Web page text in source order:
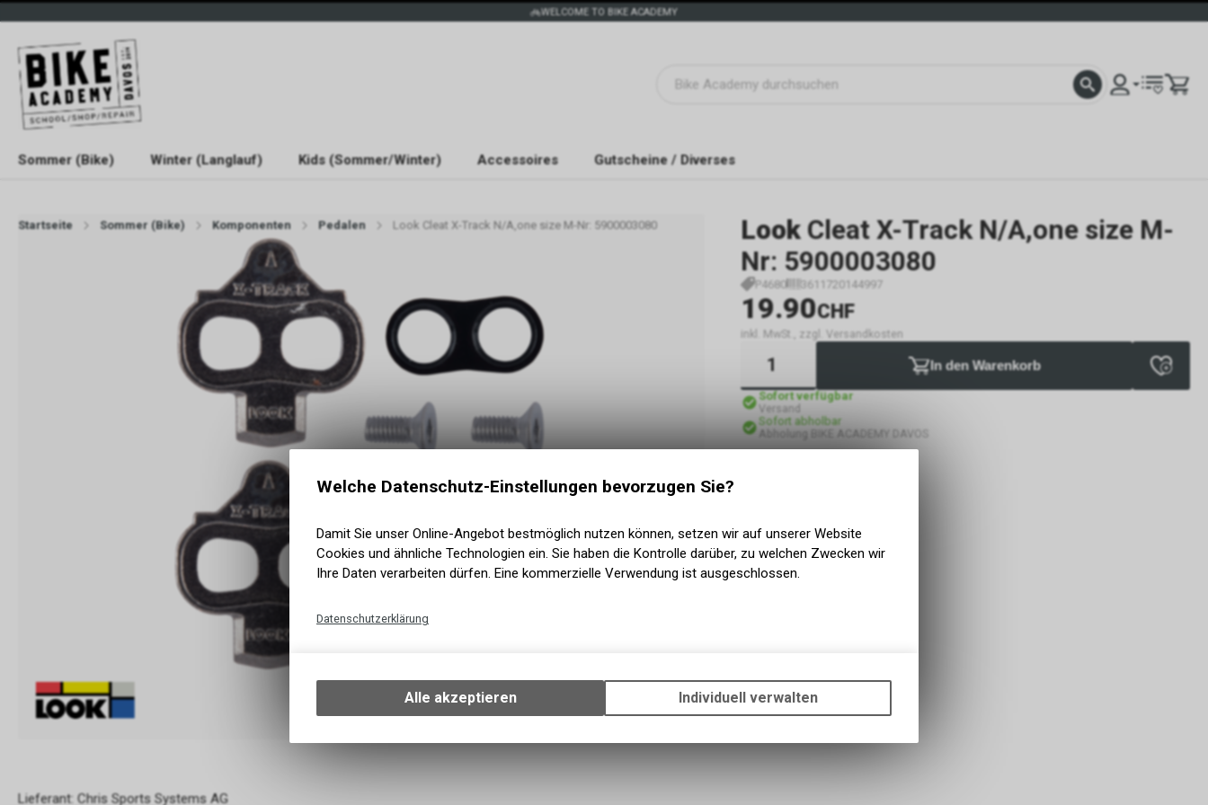
WELCOME TO BIKE ACADEMY
Sommer (Bike) Winter (Langlauf) Kids (Sommer/Winter) Accessoires Gutscheine / Diverses
Startseite Sommer (Bike) Komponenten Pedalen Look Cleat X-Track N/A,one size M-Nr: 5900003080 Look Cleat X-Track N/A,one size M-
Nr: 5900003080
P4680 3611720144997
19.90CHF
inkl. MwSt., zzgl. Versandkosten
In den Warenkorb
Sofort verfügbar
Versand
Sofort abholbar
Abholung BIKE ACADEMY DAVOS
Lieferant: Chris Sports Systems AG
Welche Datenschutz-Einstellungen bevorzugen Sie?
Damit Sie unser Online-Angebot bestmöglich nutzen können, setzen wir auf unserer Website
Cookies und ähnliche Technologien ein. Sie haben die Kontrolle darüber, zu welchen Zwecken wir
Ihre Daten verarbeiten dürfen. Eine kommerzielle Verwendung ist ausgeschlossen.
Datenschutzerklärung
Ihrem Gerät, um die grundlegenden Funktionen unseres Online-Angebots, wie die
Verwendung des Warenkorbs, zu ermöglichen. Bitte beachten Sie, dass die
zulassen.
Alle akzeptieren Individuell verwalten